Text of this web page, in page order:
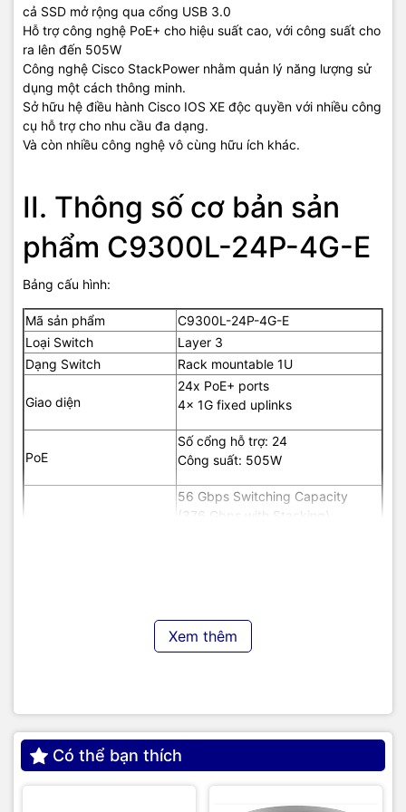
cả SSD mở rộng qua cổng USB 3.0
Hỗ trợ công nghệ PoE+ cho hiệu suất cao, với công suất cho
ra lên đến 505W
Công nghệ Cisco StackPower nhằm quản lý năng lượng sử
dụng một cách thông minh.
Sở hữu hệ điều hành Cisco IOS XE độc quyền với nhiều công
cụ hỗ trợ cho nhu cầu đa dạng.
Và còn nhiều công nghệ vô cùng hữu ích khác.
II. Thông số cơ bản sản
phẩm C9300L-24P-4G-E
Bảng cấu hình:
Mã sản phẩm
C9300L-24P-4G-E
Loại Switch
Layer 3
Dạng Switch
Rack mountable 1U
Giao diện
24x PoE+ ports
4x 1G fixed uplinks
PoE
Số cổng hỗ trợ: 24
Công suất: 505W
56 Gbps Switching Capacity
(376 Gbps with Stacking)
16 GB Flash
(Stack)
Băng thông xếp chồng: 320Gbps
Hệ điều hành
Cisco IOS XE
Xem thêm
Có thể bạn thích